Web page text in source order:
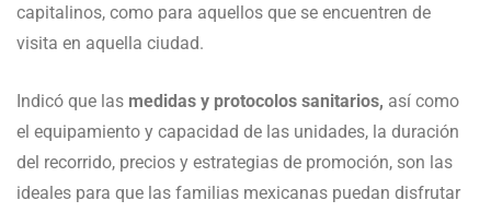
capitalinos, como para aquellos que se encuentren de
visita en aquella ciudad.
Indicó que las medidas y protocolos sanitarios, así como
el equipamiento y capacidad de las unidades, la duración
del recorrido, precios y estrategias de promoción, son las
ideales para que las familias mexicanas puedan disfrutar